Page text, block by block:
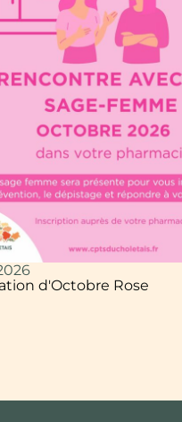
d'Octobre Rose